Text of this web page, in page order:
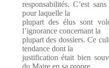
responsabilités. C’est
pour laquelle la
plupart des élus sont
l’ignorance concernant la
plupart des dossiers. Ce
tendance dont la
justification était bien
du Maire en sa propre